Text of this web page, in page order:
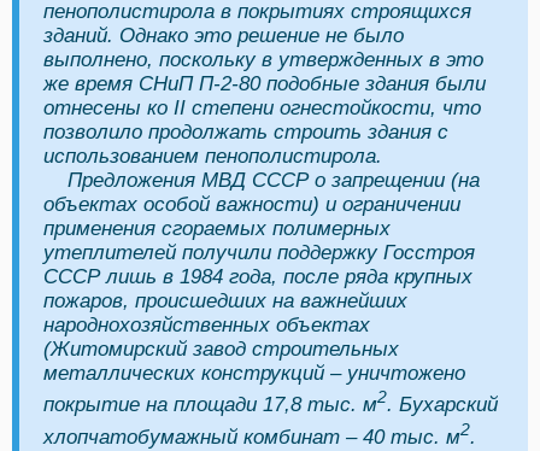
пенополистирола в покрытиях строящихся
зданий. Однако это решение не было
выполнено, поскольку в утвержденных в это
же время СНиП П-2-80 подобные здания были
отнесены ко II степени огнестойкости, что
позволило продолжать строить здания с
использованием пенополистирола.
Предложения МВД СССР о запрещении (на
объектах особой важности) и ограничении
применения сгораемых полимерных
утеплителей получили поддержку Госстроя
СССР лишь в 1984 года, после ряда крупных
пожаров, происшедших на важнейших
народнохозяйственных объектах
(Житомирский завод строительных
металлических конструкций – уничтожено
покрытие на площади 17,8 тыс. м2. Бухарский
хлопчатобумажный комбинат – 40 тыс. м2.